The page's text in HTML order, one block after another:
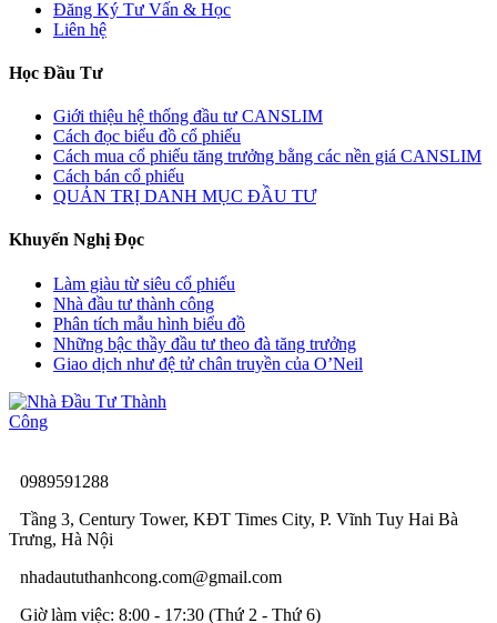
Đăng Ký Tư Vấn & Học
Liên hệ
Học Đầu Tư
Giới thiệu hệ thống đầu tư CANSLIM
Cách đọc biểu đồ cổ phiếu
Cách mua cổ phiếu tăng trưởng bằng các nền giá CANSLIM
Cách bán cổ phiếu
QUẢN TRỊ DANH MỤC ĐẦU TƯ
Khuyến Nghị Đọc
Làm giàu từ siêu cổ phiếu
Nhà đầu tư thành công
Phân tích mẫu hình biểu đồ
Những bậc thầy đầu tư theo đà tăng trưởng
Giao dịch như đệ tử chân truyền của O’Neil
0989591288
Tầng 3, Century Tower, KĐT Times City, P. Vĩnh Tuy Hai Bà
Trưng, Hà Nội
nhadaututhanhcong.com@gmail.com
Giờ làm việc: 8:00 - 17:30 (Thứ 2 - Thứ 6)